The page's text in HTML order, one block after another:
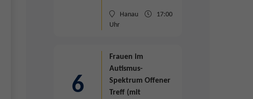
Hanau
17:00
Uhr
6
Frauen im
Autismus-
Spektrum Offener
Treff (mit